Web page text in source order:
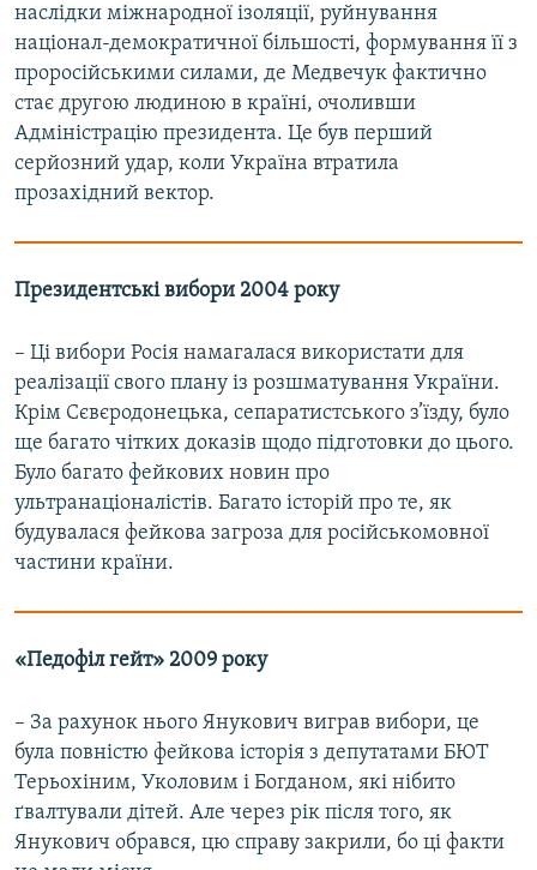
наслідки міжнародної ізоляції, руйнування
націонал-демократичної більшості, формування її з
проросійськими силами, де Медвечук фактично
стає другою людиною в країні, очоливши
Адміністрацію президента. Це був перший
серйозний удар, коли Україна втратила
прозахідний вектор.
Президентські вибори 2004 року
– Ці вибори Росія намагалася використати для
реалізації свого плану із розшматування України.
Крім Сєвєродонецька, сепаратистського з’їзду, було
ще багато чітких доказів щодо підготовки до цього.
Було багато фейкових новин про
ультранаціоналістів. Багато історій про те, як
будувалася фейкова загроза для російськомовної
частини країни.
«Педофіл гейт» 2009 року
– За рахунок нього Янукович виграв вибори, це
була повністю фейкова історія з депутатами БЮТ
Терьохіним, Уколовим і Богданом, які нібито
ґвалтували дітей. Але через рік після того, як
Янукович обрався, цю справу закрили, бо ці факти